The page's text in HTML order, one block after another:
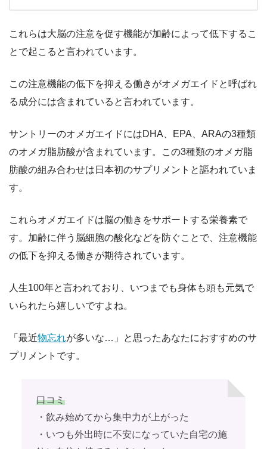
これらは大脳の注意を促す機能が加齢によって低下するこ
とで起こると言われています。
この注意機能の低下を抑える働きがオメガエイドと呼ばれ
る成分には含まれていると言われています。
サントリーのオメガエイドにはDHA、EPA、ARAの3種類
のオメガ脂肪酸が含まれています。この3種類のオメガ脂
肪酸の組み合わせは日本初のサプリメントと謳われていま
す。
これらオメガエイドは脳の働きをサポートする栄養素で
す。加齢に伴う脳細胞の酸化などを防ぐことで、注意機能
の低下を抑える働きが期待されています。
人生100年と言われており、いつまでも身体も頭も元気で
いられたら嬉しいですよね。
「最近物忘れが多いな…」と思ったあなたにおすすめのサ
プリメントです。
口コミ
・飲み始めてから集中力が上がった
・いつも外出時に不安になっていた自宅の施